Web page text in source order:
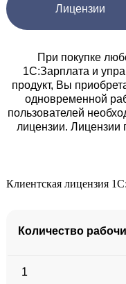
Лицензии
При покупке
1С:Зарплата и
продукт, Вы
одновременной
пользователей
лицензии.Лицензии
Клиентская лицензия
Количество
1